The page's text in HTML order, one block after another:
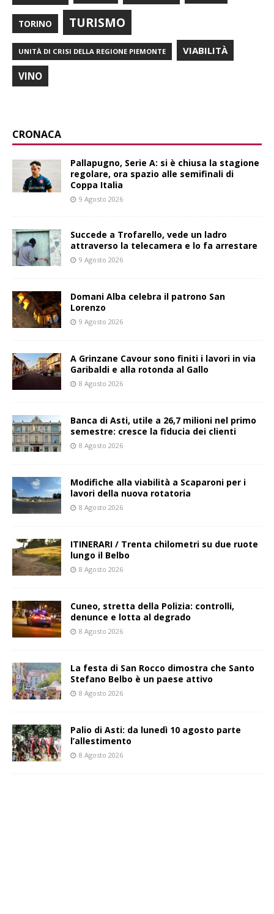
TORINO TURISMO
UNITÀ DI CRISI DELLA REGIONE PIEMONTE VIABILITÀ
VINO
CRONACA
Pallapugno, Serie A: si è chiusa la stagione
regolare, ora spazio alle semifinali di
Coppa Italia
9 Agosto 2026
Succede a Trofarello, vede un ladro
attraverso la telecamera e lo fa arrestare
9 Agosto 2026
Domani Alba celebra il patrono San
Lorenzo
9 Agosto 2026
A Grinzane Cavour sono finiti i lavori in via
Garibaldi e alla rotonda al Gallo
8 Agosto 2026
Banca di Asti, utile a 26,7 milioni nel primo
semestre: cresce la fiducia dei clienti
8 Agosto 2026
Modifiche alla viabilità a Scaparoni per i
lavori della nuova rotatoria
8 Agosto 2026
ITINERARI / Trenta chilometri su due ruote
lungo il Belbo
8 Agosto 2026
Cuneo, stretta della Polizia: controlli,
denunce e lotta al degrado
8 Agosto 2026
La festa di San Rocco dimostra che Santo
Stefano Belbo è un paese attivo
8 Agosto 2026
Palio di Asti: da lunedì 10 agosto parte
l’allestimento
8 Agosto 2026